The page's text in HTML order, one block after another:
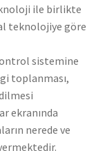
Expand
child
ile birlikte
teknolojiye göre
sistemine
toplanması,
ekranında
nerede ve